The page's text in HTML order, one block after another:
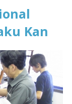
องศาลเจ้าอุเอะ
ฉะนั้นอย่าลืมไป
Kan